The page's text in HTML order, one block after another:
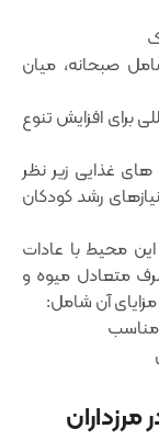
صبحانه، میان‌
برای افزایش تنوع
های غذایی زیر نظر
رشد کودکان
محیط با عادات
متعادل میوه و
آن شامل:
مناسب